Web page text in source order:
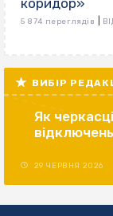
5 874 переглядів
ВИБІР
Як
29 ЧЕРВНЯ 2026